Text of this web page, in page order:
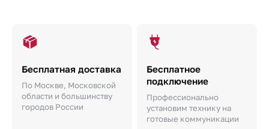
Бесплатная доставка
По Москве, Московской
области и большинству
городов России
Бесплатное
подключение
Профессионально
установим технику на
готовые коммуникации